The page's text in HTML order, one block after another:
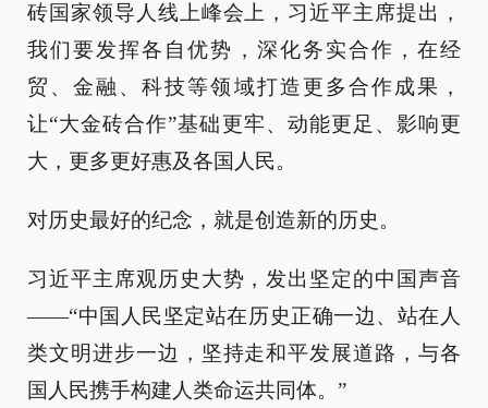
砖国家领导人线上峰会上，习近平主席提出，
我们要发挥各自优势，深化务实合作，在经
贸、金融、科技等领域打造更多合作成果，
让“大金砖合作”基础更牢、动能更足、影响更
大，更多更好惠及各国人民。
对历史最好的纪念，就是创造新的历史。
习近平主席观历史大势，发出坚定的中国声音
——“中国人民坚定站在历史正确一边、站在人
类文明进步一边，坚持走和平发展道路，与各
国人民携手构建人类命运共同体。”